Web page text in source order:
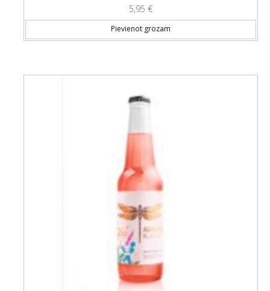
5,95 €
Pievienot grozam